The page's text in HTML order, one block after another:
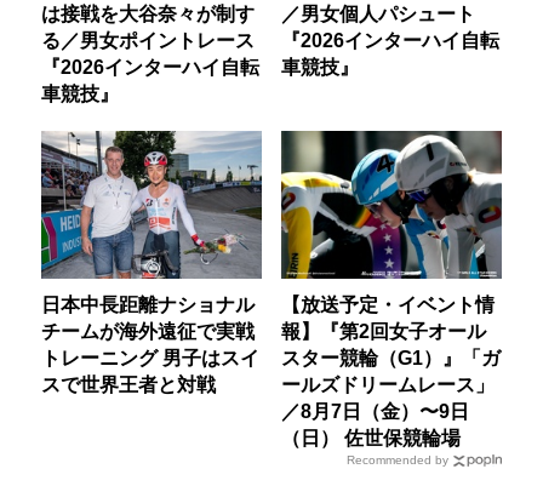
は接戦を大谷奈々が制す
る／男女ポイントレース
『2026インターハイ自転
車競技』
／男女個人パシュート
『2026インターハイ自転
車競技』
日本中長距離ナショナル
チームが海外遠征で実戦
トレーニング 男子はスイ
スで世界王者と対戦
【放送予定・イベント情
報】『第2回女子オール
スター競輪（G1）』「ガ
ールズドリームレース」
／8月7日（金）〜9日
（日） 佐世保競輪場
Recommended by